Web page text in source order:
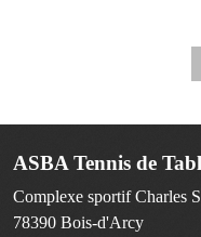
ASBA Tennis de
Complexe sportif Charles
78390 Bois-d'Arcy